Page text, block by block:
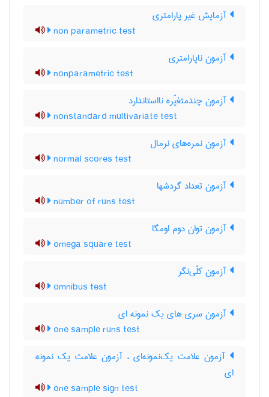
آزمایش غیر پارامتری
non parametric test
آزمون ناپارامتری
nonparametric test
آزمون چندمتغیّره نااستاندارد
nonstandard multivariate test
آزمون نمره‌های نرمال
normal scores test
آزمون تعداد گردشها
number of runs test
آزمون توان دوم اومگا
omega square test
آزمون کلّی‌نگر
omnibus test
آزمون سری های یک نمونه ای
one sample runs test
آزمون علامت یک‌نمونه‌ای ، آزمون علامت یک نمونه
ای
one sample sign test